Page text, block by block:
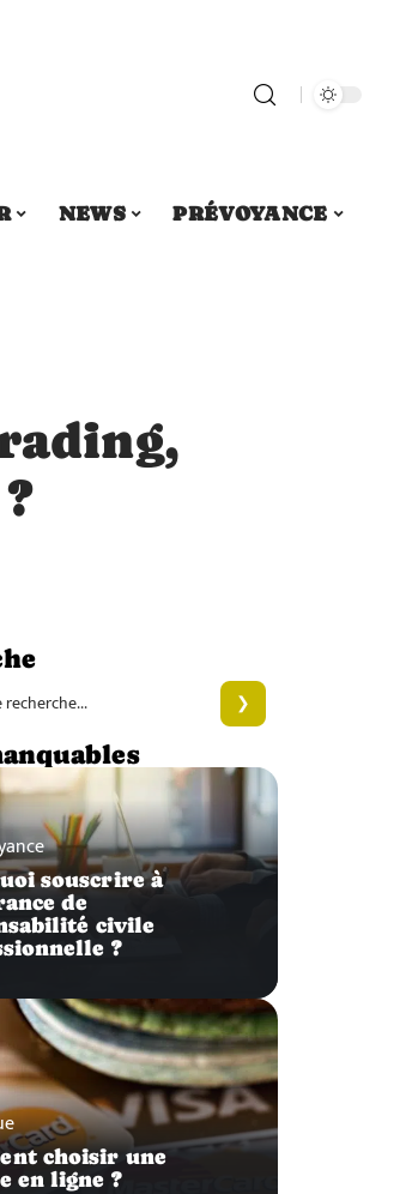
NEWS
PRÉVOYANCE
souscrire à
de
civile
?
choisir une
en ligne ?